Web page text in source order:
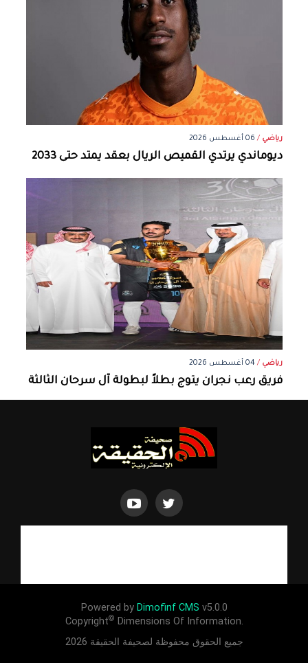
رياضي / 06 أغسطس 2026
ديوماندي يرتدي القميص الريال بعقد يمتد حتى 2033
رياضي /04 أغسطس 2026
فريق رعب نجران يتوج بطلاً لبطولة آل سرحان الثالثة
Powered by Dimofinf CMS v5.0.0
Copyright© Dimensions Of Information.
جميع الحقوق محفوظة لصحيفة الحقيقة 2026